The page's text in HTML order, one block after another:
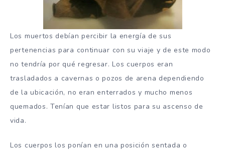
Los muertos debían percibir la energía de sus
pertenencias para continuar con su viaje y de este modo
no tendría por qué regresar. Los cuerpos eran
trasladados a cavernas o pozos de arena dependiendo
de la ubicación, no eran enterrados y mucho menos
quemados. Tenían que estar listos para su ascenso de
vida.
Los cuerpos los ponían en una posición sentada o